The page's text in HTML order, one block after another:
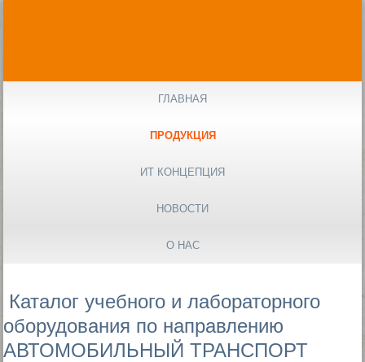
ГЛАВНАЯ
ПРОДУКЦИЯ
ИТ КОНЦЕПЦИЯ
НОВОСТИ
О НАС
Каталог учебного и лабораторного
оборудования по направлению
АВТОМОБИЛЬНЫЙ ТРАНСПОРТ